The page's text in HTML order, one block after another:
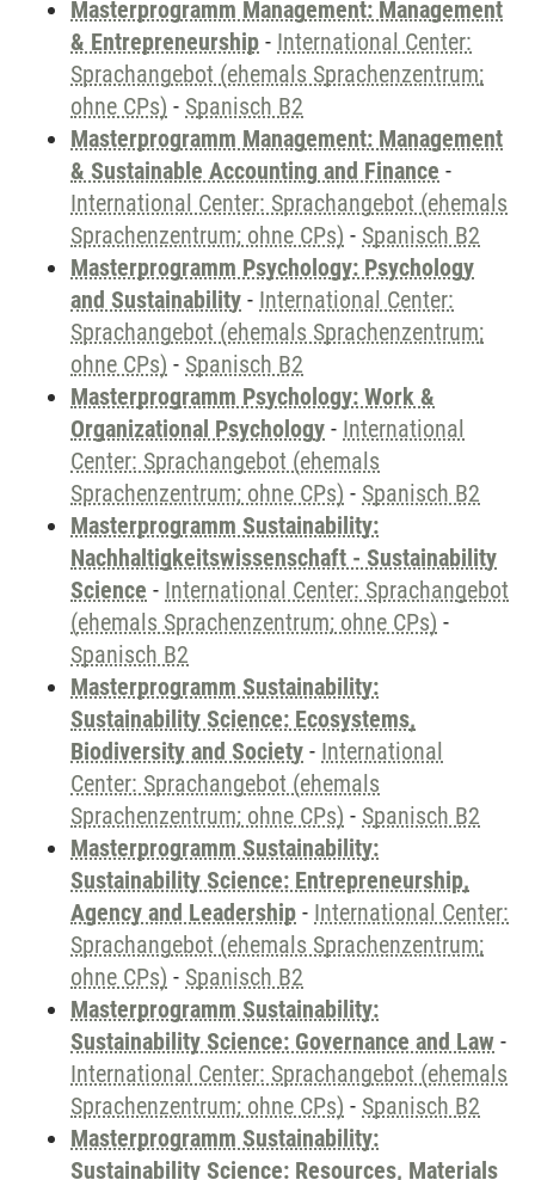
Masterprogramm Management: Management
& Entrepreneurship - International Center:
Sprachangebot (ehemals Sprachenzentrum;
ohne CPs) - Spanisch B2
Masterprogramm Management: Management
& Sustainable Accounting and Finance -
International Center: Sprachangebot (ehemals
Sprachenzentrum; ohne CPs) - Spanisch B2
Masterprogramm Psychology: Psychology
and Sustainability - International Center:
Sprachangebot (ehemals Sprachenzentrum;
ohne CPs) - Spanisch B2
Masterprogramm Psychology: Work &
Organizational Psychology - International
Center: Sprachangebot (ehemals
Sprachenzentrum; ohne CPs) - Spanisch B2
Masterprogramm Sustainability:
Nachhaltigkeitswissenschaft - Sustainability
Science - International Center: Sprachangebot
(ehemals Sprachenzentrum; ohne CPs) -
Spanisch B2
Masterprogramm Sustainability:
Sustainability Science: Ecosystems,
Biodiversity and Society - International
Center: Sprachangebot (ehemals
Sprachenzentrum; ohne CPs) - Spanisch B2
Masterprogramm Sustainability:
Sustainability Science: Entrepreneurship,
Agency and Leadership - International Center:
Sprachangebot (ehemals Sprachenzentrum;
ohne CPs) - Spanisch B2
Masterprogramm Sustainability:
Sustainability Science: Governance and Law -
International Center: Sprachangebot (ehemals
Sprachenzentrum; ohne CPs) - Spanisch B2
Masterprogramm Sustainability:
Sustainability Science: Resources, Materials